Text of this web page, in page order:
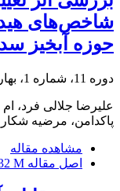
شاخص‌های
حوزه آبخیز
دوره 11، شماره 1، بهار 1403، صفحه
علیرضا جلالی فرد، ام
پاکدامن، مرضیه
مشاهده مقاله
اصل مقاله M